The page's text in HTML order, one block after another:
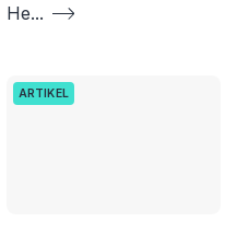
He...
ARTIKEL